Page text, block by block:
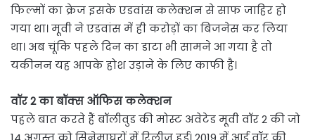
फिल्मों का क्रेज इसके एडवांस कलेक्शन से साफ जाहिर हो
गया था। मूवी ने एडवांस में ही करोड़ों का बिजनेस कर लिया
था। अब चूंकि पहले दिन का डाटा भी सामने आ गया है तो
यकीनन यह आपके होश उड़ाने के लिए काफी है।
वॉर 2 का बॉक्स ऑफिस कलेक्शन
पहले बात करते हैं बॉलीवुड की मोस्ट अवेटेड मूवी वॉर 2 की जो